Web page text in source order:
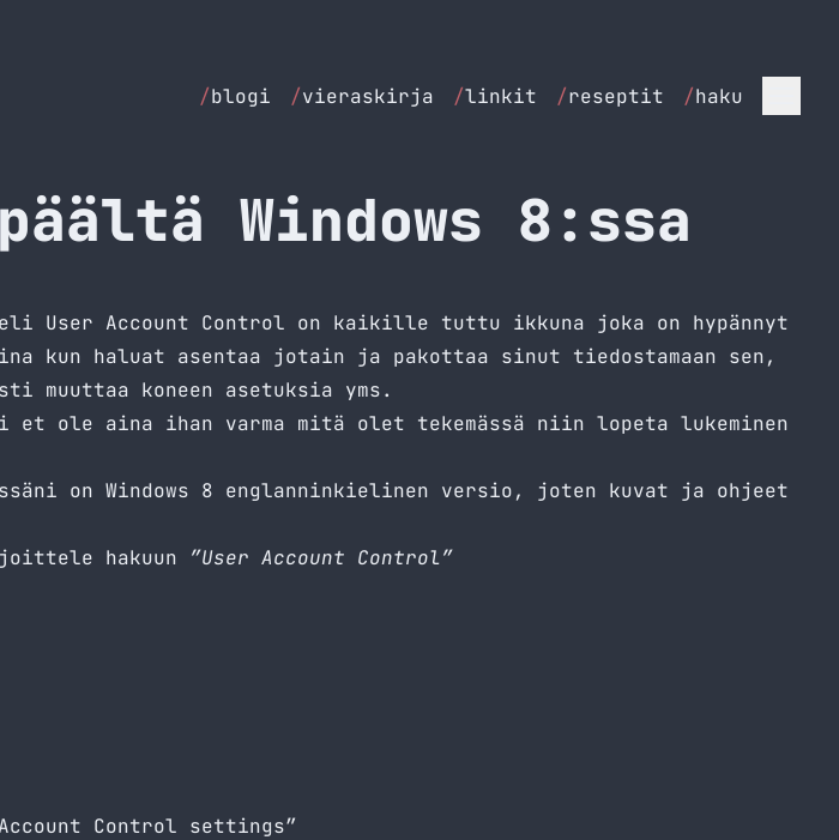
/blogi /vieraskirja /linkit /reseptit /haku
Windows 8:ssa
User Account Control on kaikille tuttu ikkuna joka on hypännyt
kun haluat asentaa jotain ja pakottaa sinut tiedostamaan sen,
muuttaa koneen asetuksia yms.
ole aina ihan varma mitä olet tekemässä niin lopeta lukeminen
on Windows 8 englanninkielinen versio, joten kuvat ja ohjeet
hakuun ”User Account Control”
Control settings”